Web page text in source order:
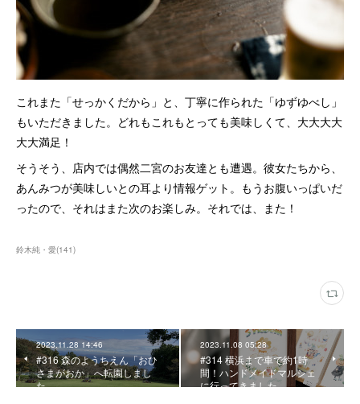
これまた「せっかくだから」と、丁寧に作られた「ゆずゆべし」
もいただきました。どれもこれもとっても美味しくて、大大大大
大大満足！
そうそう、店内では偶然二宮のお友達とも遭遇。彼女たちから、
あんみつが美味しいとの耳より情報ゲット。もうお腹いっぱいだ
ったので、それはまた次のお楽しみ。それでは、また！
鈴木純・愛(141)
2023.11.28 14:46
#316 森のようちえん「おひ
さまがおか」へ転園しまし
た
2023.11.08 05:28
#314 横浜まで車で約1時
間！ハンドメイドマルシェ
に行ってきました